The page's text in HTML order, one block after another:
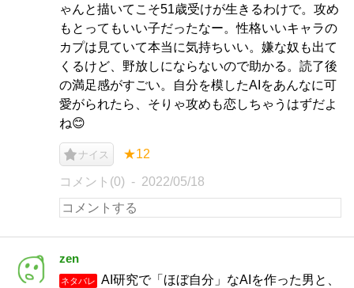
ゃんと描いてこそ51歳受けが生きるわけで。攻め
もとってもいい子だったなー。性格いいキャラの
カプは見ていて本当に気持ちいい。嫌な奴も出て
くるけど、野放しにならないので助かる。読了後
の満足感がすごい。自分を模したAIをあんなに可
愛がられたら、そりゃ攻めも恋しちゃうはずだよ
ね😊
ナイス ★12
コメント(0) 2022/05/18
zen
ネタバレ
AI研究で「ほぼ自分」なAIを作った男と、